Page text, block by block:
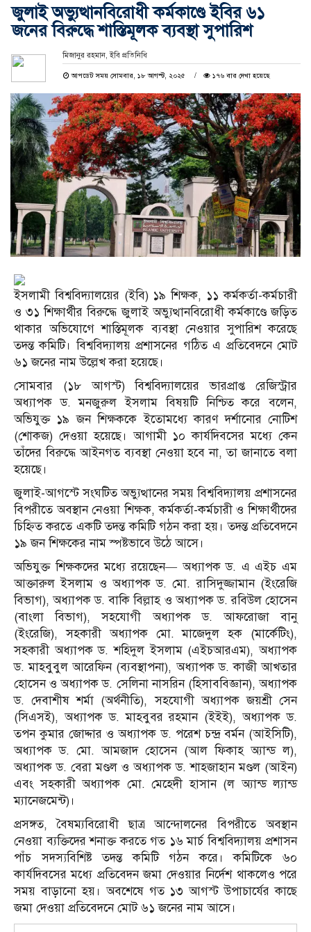
জুলাই অভ্যুত্থানবিরোধী কর্মকাণ্ডে ইবির ৬১
জনের বিরুদ্ধে শাস্তিমূলক ব্যবস্থা সুপারিশ
মিজানুর রহমান, ইবি প্রতিনিধি
আপডেট সময় সোমবার, ১৮ আগস্ট, ২০২৫ ১৭৬ বার দেখা হয়েছে
ইসলামী বিশ্ববিদ্যালয়ের (ইবি) ১৯ শিক্ষক, ১১ কর্মকর্তা-কর্মচারী
ও ৩১ শিক্ষার্থীর বিরুদ্ধে জুলাই অভ্যুত্থানবিরোধী কর্মকাণ্ডে জড়িত
থাকার অভিযোগে শাস্তিমূলক ব্যবস্থা নেওয়ার সুপারিশ করেছে
তদন্ত কমিটি। বিশ্ববিদ্যালয় প্রশাসনের গঠিত এ প্রতিবেদনে মোট
৬১ জনের নাম উল্লেখ করা হয়েছে।
সোমবার (১৮ আগস্ট) বিশ্ববিদ্যালয়ের ভারপ্রাপ্ত রেজিস্ট্রার
অধ্যাপক ড. মনজুরুল ইসলাম বিষয়টি নিশ্চিত করে বলেন,
অভিযুক্ত ১৯ জন শিক্ষককে ইতোমধ্যে কারণ দর্শানোর নোটিশ
(শোকজ) দেওয়া হয়েছে। আগামী ১০ কার্যদিবসের মধ্যে কেন
তাঁদের বিরুদ্ধে আইনগত ব্যবস্থা নেওয়া হবে না, তা জানাতে বলা
হয়েছে।
জুলাই-আগস্টে সংঘটিত অভ্যুত্থানের সময় বিশ্ববিদ্যালয় প্রশাসনের
বিপরীতে অবস্থান নেওয়া শিক্ষক, কর্মকর্তা-কর্মচারী ও শিক্ষার্থীদের
চিহ্নিত করতে একটি তদন্ত কমিটি গঠন করা হয়। তদন্ত প্রতিবেদনে
১৯ জন শিক্ষকের নাম স্পষ্টভাবে উঠে আসে।
অভিযুক্ত শিক্ষকদের মধ্যে রয়েছেন— অধ্যাপক ড. এ এইচ এম
আক্তারুল ইসলাম ও অধ্যাপক ড. মো. রাসিদুজ্জামান (ইংরেজি
বিভাগ), অধ্যাপক ড. বাকি বিল্লাহ ও অধ্যাপক ড. রবিউল হোসেন
(বাংলা বিভাগ), সহযোগী অধ্যাপক ড. আফরোজা বানু
(ইংরেজি), সহকারী অধ্যাপক মো. মাজেদুল হক (মার্কেটিং),
সহকারী অধ্যাপক ড. শহিদুল ইসলাম (এইচআরএম), অধ্যাপক
ড. মাহবুবুল আরেফিন (ব্যবস্থাপনা), অধ্যাপক ড. কাজী আখতার
হোসেন ও অধ্যাপক ড. সেলিনা নাসরিন (হিসাববিজ্ঞান), অধ্যাপক
ড. দেবাশীষ শর্মা (অর্থনীতি), সহযোগী অধ্যাপক জয়শ্রী সেন
(সিএসই), অধ্যাপক ড. মাহবুবর রহমান (ইইই), অধ্যাপক ড.
তপন কুমার জোদ্দার ও অধ্যাপক ড. পরেশ চন্দ্র বর্মন (আইসিটি),
অধ্যাপক ড. মো. আমজাদ হোসেন (আল ফিকাহ অ্যান্ড ল),
অধ্যাপক ড. বেরা মণ্ডল ও অধ্যাপক ড. শাহজাহান মণ্ডল (আইন)
এবং সহকারী অধ্যাপক মো. মেহেদী হাসান (ল অ্যান্ড ল্যান্ড
ম্যানেজমেন্ট)।
প্রসঙ্গত, বৈষম্যবিরোধী ছাত্র আন্দোলনের বিপরীতে অবস্থান
নেওয়া ব্যক্তিদের শনাক্ত করতে গত ১৬ মার্চ বিশ্ববিদ্যালয় প্রশাসন
পাঁচ সদস্যবিশিষ্ট তদন্ত কমিটি গঠন করে। কমিটিকে ৬০
কার্যদিবসের মধ্যে প্রতিবেদন জমা দেওয়ার নির্দেশ থাকলেও পরে
সময় বাড়ানো হয়। অবশেষে গত ১৩ আগস্ট উপাচার্যের কাছে
জমা দেওয়া প্রতিবেদনে মোট ৬১ জনের নাম আসে।